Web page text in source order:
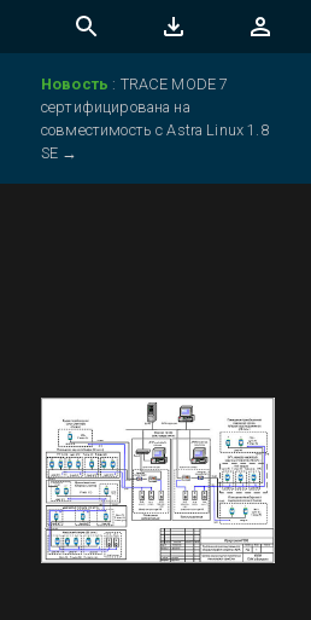
Новость : TRACE MODE 7
сертифицирована на
совместимость с Astra Linux 1.8
SE →